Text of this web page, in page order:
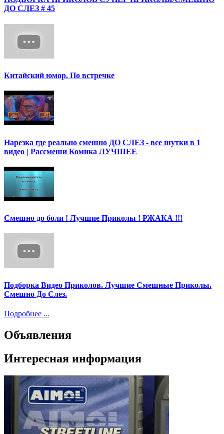
ДО СЛЕЗ # 45
Китайский юмор. По встречке
Нарезка где реально смешно ДО СЛЕЗ - все шутки в 1
видео | Рассмеши Комика ЛУЧШЕЕ
Смешно до боли ! Лучшие Приколы ! РЖАКА !!!
Подборка Видео Приколов. Лучшие Смешные Приколы.
Смешно До Слез.
Подробнее ...
Объявления
Интересная информация